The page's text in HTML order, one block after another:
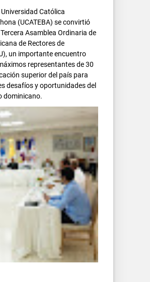
Católica
(UCATEBA) se convirtió
Asamblea Ordinaria de
de Rectores de
un importante encuentro
representantes de 30
superior del país para
desafíos y oportunidades del
dominicano.